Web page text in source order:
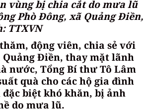
vùng bị chia cắt do mưa lũ
Phò Đông, xã Quảng Điền,
TTXVN
động viên, chia sẻ với
Điền, thay mặt lãnh
nước, Tổng Bí thư Tô Lâm
quà cho các hộ gia đình
đặc biệt khó khăn, bị ảnh
do mưa lũ.